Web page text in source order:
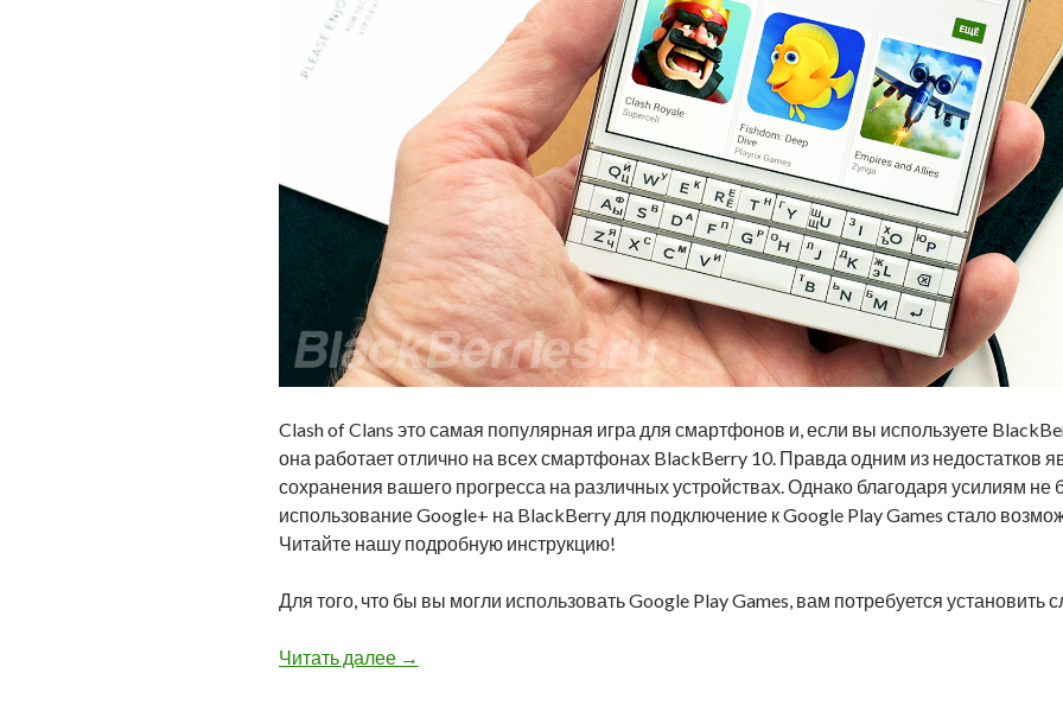
Clash of Clans это самая популярная игра для смартфонов и, если вы используете
она работает отлично на всех смартфонах BlackBerry 10. Правда одним из недостатков
сохранения вашего прогресса на различных устройствах. Однако благодаря усилиям не
использование Google+ на BlackBerry для подключение к Google Play Games стало
Читайте нашу подробную инструкцию!
Для того, что бы вы могли использовать Google Play Games, вам потребуется
Читать далее Как сохранить свой прогресс в Clash of Clans на BlackBerry 10
→